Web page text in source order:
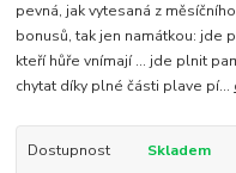
pevná, jak vytesaná z
bonusů, tak jen namátkou: jde
kteří hůře vnímají ... jde plnit
chytat díky plné části plave pí...
Dostupnost
Skladem